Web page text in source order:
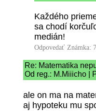
Každého
sa chodí
medián!
Odpovedať Známka:
Re: Matematika
Od reg.: M.Miiicho |
ale on ma na
aj hypoteku mu